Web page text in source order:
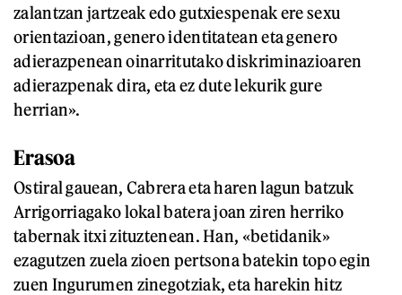
zalantzan jartzeak edo gutxiespenak ere sexu
orientazioan, genero identitatean eta genero
adierazpenean oinarritutako diskriminazioaren
adierazpenak dira, eta ez dute lekurik gure
herrian».
Erasoa
Ostiral gauean, Cabrera eta haren lagun batzuk
Arrigorriagako lokal batera joan ziren herriko
tabernak itxi zituztenean. Han, «betidanik»
ezagutzen zuela zioen pertsona batekin topo egin
zuen Ingurumen zinegotziak, eta harekin hitz